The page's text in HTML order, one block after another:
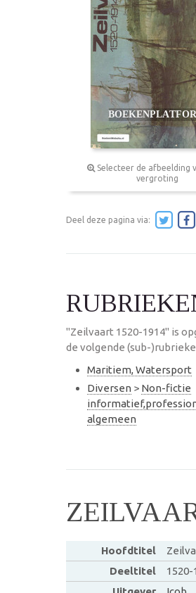
Selecteer de afbeelding
vergroting
Deel deze pagina via:
"Zeilvaart 1520-1914" is
de volgende (sub-
Maritiem, Watersport
Diversen > Non-fictie
algemeen
Hoofdtitel
Deeltitel
1520-